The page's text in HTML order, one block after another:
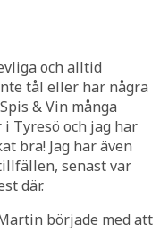
och alltid
tål eller har några
& Vin många
Tyresö och jag har
bra! Jag har även
senast var
där.
började med att